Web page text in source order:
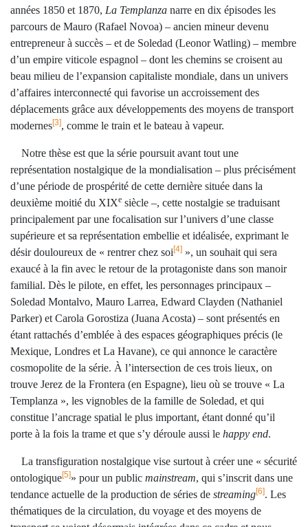
années 1850 et 1870, La Templanza narre en dix épisodes les
parcours de Mauro (Rafael Novoa) – ancien mineur devenu
entrepreneur à succès – et de Soledad (Leonor Watling) – membre
d’un empire viticole espagnol – dont les chemins se croisent au
beau milieu de l’expansion capitaliste mondiale, dans un univers
d’affaires interconnecté qui favorise un accroissement des
déplacements grâce aux développements des moyens de transport
modernes[3], comme le train et le bateau à vapeur.
Notre thèse est que la série poursuit avant tout une
représentation nostalgique de la mondialisation – plus précisément
d’une période de prospérité de cette dernière située dans la
deuxième moitié du XIXe siècle –, cette nostalgie se traduisant
principalement par une focalisation sur l’univers d’une classe
supérieure et sa représentation embellie et idéalisée, exprimant le
désir douloureux de « rentrer chez soi [4] », un souhait qui sera
exaucé à la fin avec le retour de la protagoniste dans son manoir
familial. Dès le pilote, en effet, les personnages principaux –
Soledad Montalvo, Mauro Larrea, Edward Clayden (Nathaniel
Parker) et Carola Gorostiza (Juana Acosta) – sont présentés en
étant rattachés d’emblée à des espaces géographiques précis (le
Mexique, Londres et La Havane), ce qui annonce le caractère
cosmopolite de la série. À l’intersection de ces trois lieux, on
trouve Jerez de la Frontera (en Espagne), lieu où se trouve « La
Templanza », les vignobles de la famille de Soledad, et qui
constitue l’ancrage spatial le plus important, étant donné qu’il
porte à la fois la trame et que s’y déroule aussi le happy end.
La transfiguration nostalgique vise surtout à créer une « sécurité
ontologique[5]» pour un public mainstream, qui s’inscrit dans une
tendance actuelle de la production de séries de streaming[6]. Les
thématiques de la circulation, du voyage et des moyens de